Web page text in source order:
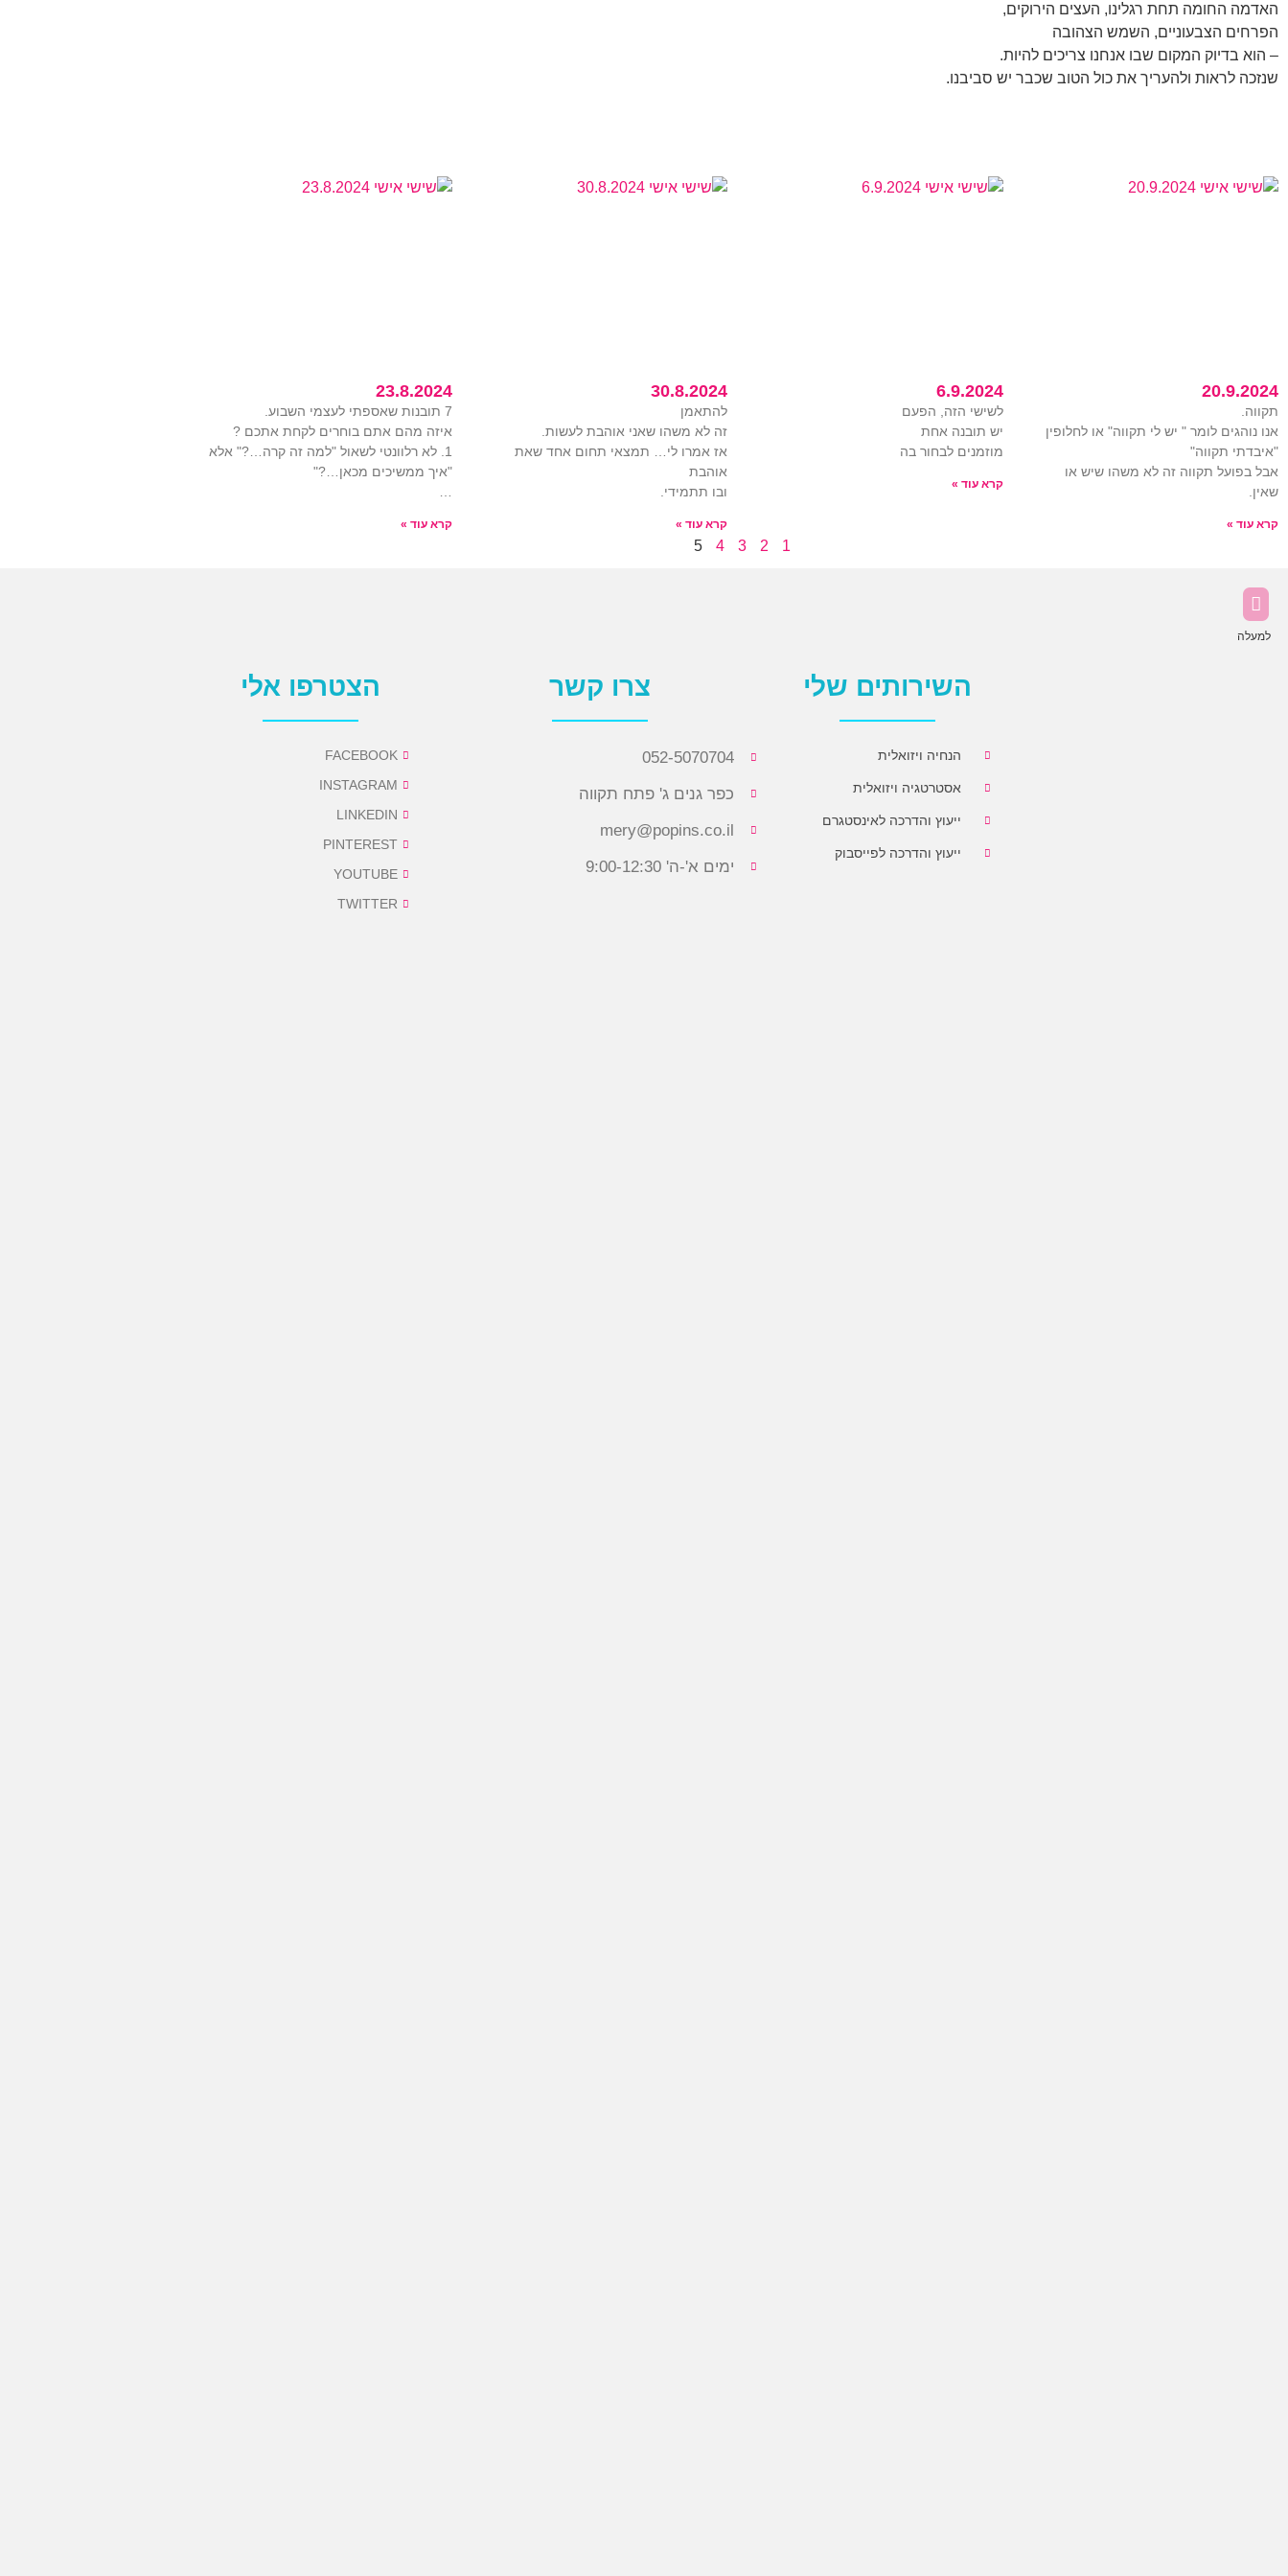
האדמה החומה תחת רגלינו, העצים הירוקים,
הפרחים הצבעוניים, השמש הצהובה
– הוא בדיוק המקום שבו אנחנו צריכים להיות.
שנזכה לראות ולהעריך את כול הטוב שכבר יש סביבנו.
20.9.2024
תקווה.
אנו נוהגים לומר " יש לי תקווה" או לחלופין
"איבדתי תקווה"
אבל בפועל תקווה זה לא משהו שיש או
שאין.
קרא עוד »
6.9.2024
לשישי הזה, הפעם
יש תובנה אחת
מוזמנים לבחור בה
קרא עוד »
30.8.2024
להתאמן
זה לא משהו שאני אוהבת לעשות.
אז אמרו לי… תמצאי תחום אחד שאת
אוהבת
ובו תתמידי.
קרא עוד »
23.8.2024
7 תובנות שאספתי לעצמי השבוע.
איזה מהם אתם בוחרים לקחת אתכם ?
1. לא רלוונטי לשאול "למה זה קרה…?" אלא
"איך ממשיכים מכאן…?"
קרא עוד »
1
2
3
4
5
למעלה
השירותים שלי
הנחיה ויזואלית
אסטרטגיה ויזואלית
ייעוץ והדרכה לאינסטגרם
ייעוץ והדרכה לפייסבוק
צרו קשר
052-5070704
כפר גנים ג' פתח תקווה
mery@popins.co.il
ימים א'-ה' 9:00-12:30
הצטרפו אלי
FACEBOOK
INSTAGRAM
LINKEDIN
PINTEREST
YOUTUBE
TWITTER